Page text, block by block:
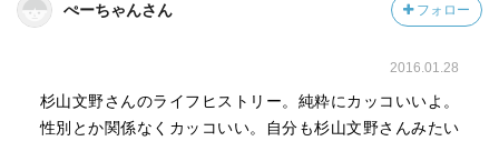
ぺーちゃんさん フォロー
2016.01.28
杉山文野さんのライフヒストリー。純粋にカッコいいよ。
性別とか関係なくカッコいい。自分も杉山文野さんみたい